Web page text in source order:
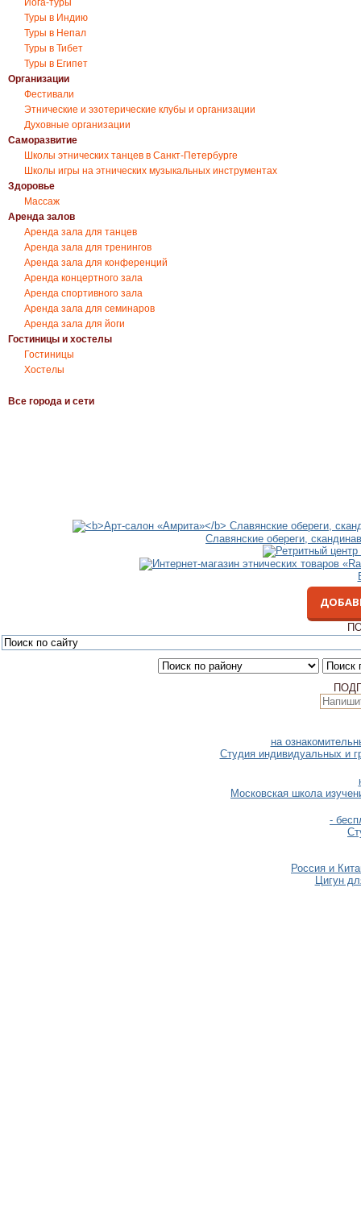
Йога-туры
Туры в Индию
Туры в Непал
Туры в Тибет
Туры в Египет
Организации
Фестивали
Этнические и эзотерические клубы и организации
Духовные организации
Саморазвитие
Школы этнических танцев в Санкт-Петербурге
Школы игры на этнических музыкальных инструментах
Здоровье
Массаж
Аренда залов
Аренда зала для танцев
Аренда зала для тренингов
Аренда зала для конференций
Аренда концертного зала
Аренда спортивного зала
Аренда зала для семинаров
Аренда зала для йоги
Гостиницы и хостелы
Гостиницы
Хостелы
Все города и сети
Славянские обереги,
на
Студия индивидуальных и
Московская школа
-
Россия и
Цигун